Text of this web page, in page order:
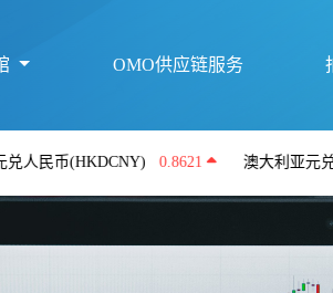
OMO供应链服务
(HKDCNY) 0.8621 澳大利亚元兑人民币